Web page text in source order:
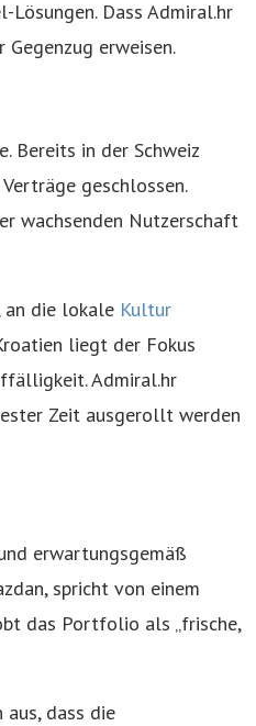
Dass Admiral.hr
erweisen.
Bereits in der Schweiz
geschlossen.
wachsenden Nutzerschaft
an die lokale Kultur
liegt der Fokus
Admiral.hr
Zeit ausgerollt werden
erwartungsgemäß
spricht von einem
das Portfolio als „frische,
dass die